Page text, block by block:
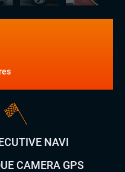
NAVI
CAMERA GPS